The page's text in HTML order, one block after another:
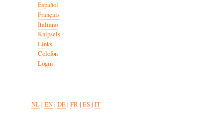
Español
Français
Italiano
Knipsels
Links
Colofon
Login
NL| EN| DE| FR| ES| IT